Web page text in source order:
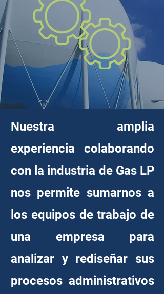
Nuestra amplia
experiencia colaborando
con la industria de Gas LP
nos permite sumarnos a
los equipos de trabajo de
una empresa para
analizar y rediseñar sus
procesos administrativos